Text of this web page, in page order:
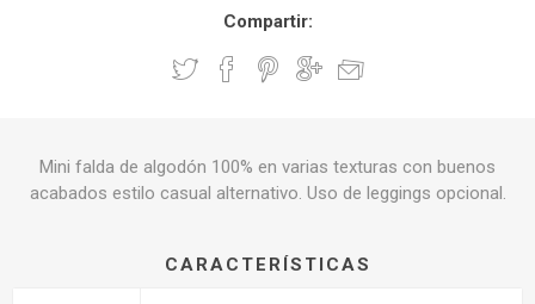
Compartir:
Mini falda de algodón 100% en varias texturas con buenos
acabados estilo casual alternativo. Uso de leggings opcional.
CARACTERÍSTICAS